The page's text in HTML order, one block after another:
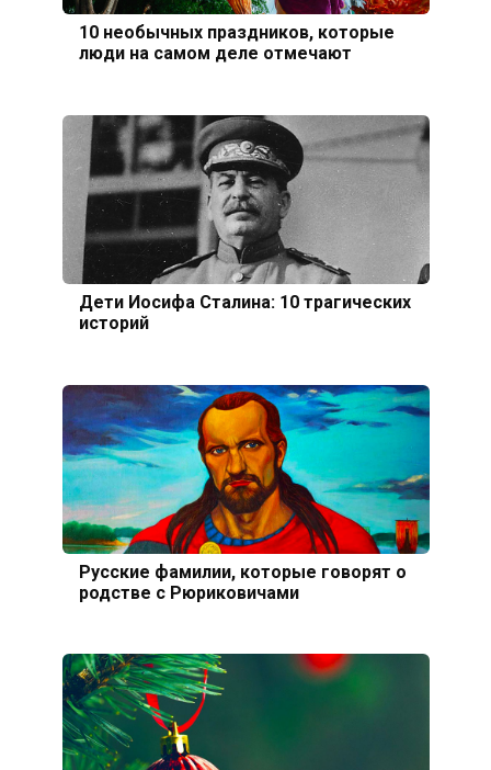
10 необычных праздников, которые
люди на самом деле отмечают
Дети Иосифа Сталина: 10 трагических
историй
Русские фамилии, которые говорят о
родстве с Рюриковичами